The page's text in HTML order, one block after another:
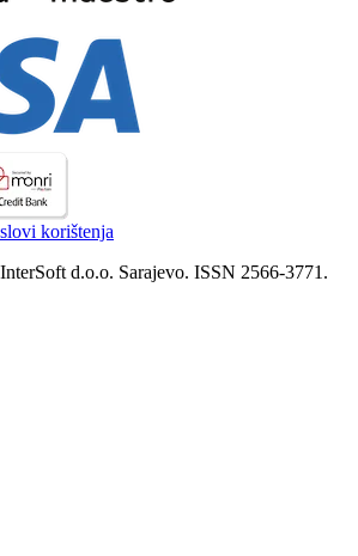
korištenja
d.o.o. Sarajevo. ISSN 2566-3771.